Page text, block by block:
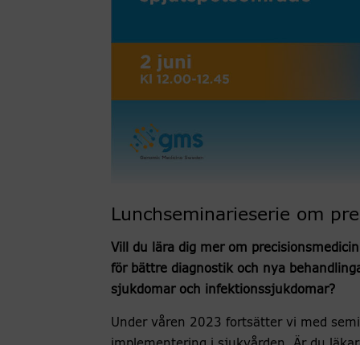
Lunchseminarieserie om
Vill du lära dig mer om
för bättre diagnostik och nya
sjukdomar och infektionssjukdomar?
Under våren 2023 fortsätter vi med